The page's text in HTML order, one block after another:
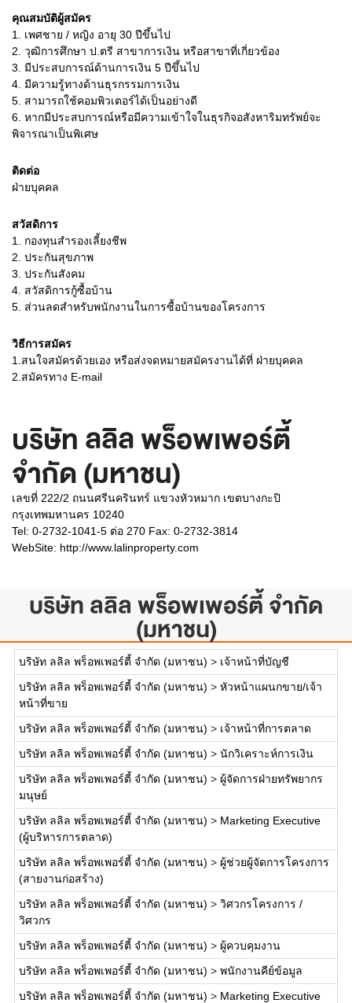
คุณสมบัติผู้สมัคร
1.
เพศชาย / หญิง อายุ 30 ปีขึ้นไป
2. วุฒิการศึกษา ป.ตรี สาขาการเงิน หรือสาขาที่เกี่ยวข้อง
3. มีประสบการณ์ด้านการเงิน 5 ปีขึ้นไป
4. มีความรู้ทางด้านธุรกรรมการเงิน
5. สามารถใช้คอมพิวเตอร์ได้เป็นอย่างดี
6. หากมีประสบการณ์หรือมีความเข้าใจในธุรกิจอสังหาริมทรัพย์จะ
พิจารณาเป็นพิเศษ
ติดต่อ
ฝ่ายบุคคล
สวัสดิการ
1. กองทุนสำรองเลี้ยงชีพ
2. ประกันสุขภาพ
3. ประกันสังคม
4. สวัสดิการกู้ซื้อบ้าน
5. ส่วนลดสำหรับพนักงานในการซื้อบ้านของโครงการ
วิธีการสมัคร
1.สนใจสมัครด้วยเอง หรือส่งจดหมายสมัครงานได้ที่ ฝ่ายบุคคล
2.สมัครทาง E-mail
บริษัท ลลิล พร็อพเพอร์ตี้
จำกัด (มหาชน)
เลขที่ 222/2 ถนนศรีนครินทร์ แขวงหัวหมาก เขตบางกะปิ
กรุงเทพมหานคร 10240
Tel: 0-2732-1041-5 ต่อ 270 Fax: 0-2732-3814
WebSite: http://www.lalinproperty.com
บริษัท ลลิล พร็อพเพอร์ตี้ จำกัด
(มหาชน)
บริษัท ลลิล พร็อพเพอร์ตี้ จำกัด (มหาชน) > เจ้าหน้าที่บัญชี
บริษัท ลลิล พร็อพเพอร์ตี้ จำกัด (มหาชน) > หัวหน้าแผนกขาย/เจ้า
หน้าที่ขาย
บริษัท ลลิล พร็อพเพอร์ตี้ จำกัด (มหาชน) > เจ้าหน้าที่การตลาด
บริษัท ลลิล พร็อพเพอร์ตี้ จำกัด (มหาชน) > นักวิเคราะห์การเงิน
บริษัท ลลิล พร็อพเพอร์ตี้ จำกัด (มหาชน) > ผู้จัดการฝ่ายทรัพยากร
มนุษย์
บริษัท ลลิล พร็อพเพอร์ตี้ จำกัด (มหาชน) > Marketing Executive
(ผู้บริหารการตลาด)
บริษัท ลลิล พร็อพเพอร์ตี้ จำกัด (มหาชน) > ผู้ช่วยผู้จัดการโครงการ
(สายงานก่อสร้าง)
บริษัท ลลิล พร็อพเพอร์ตี้ จำกัด (มหาชน) > วิศวกรโครงการ /
วิศวกร
บริษัท ลลิล พร็อพเพอร์ตี้ จำกัด (มหาชน) > ผู้ควบคุมงาน
บริษัท ลลิล พร็อพเพอร์ตี้ จำกัด (มหาชน) > พนักงานคีย์ข้อมูล
บริษัท ลลิล พร็อพเพอร์ตี้ จำกัด (มหาชน) > Marketing Executive